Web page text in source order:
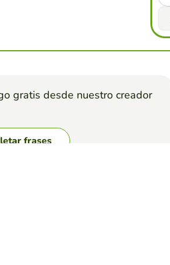
gratis desde nuestro creador
frases